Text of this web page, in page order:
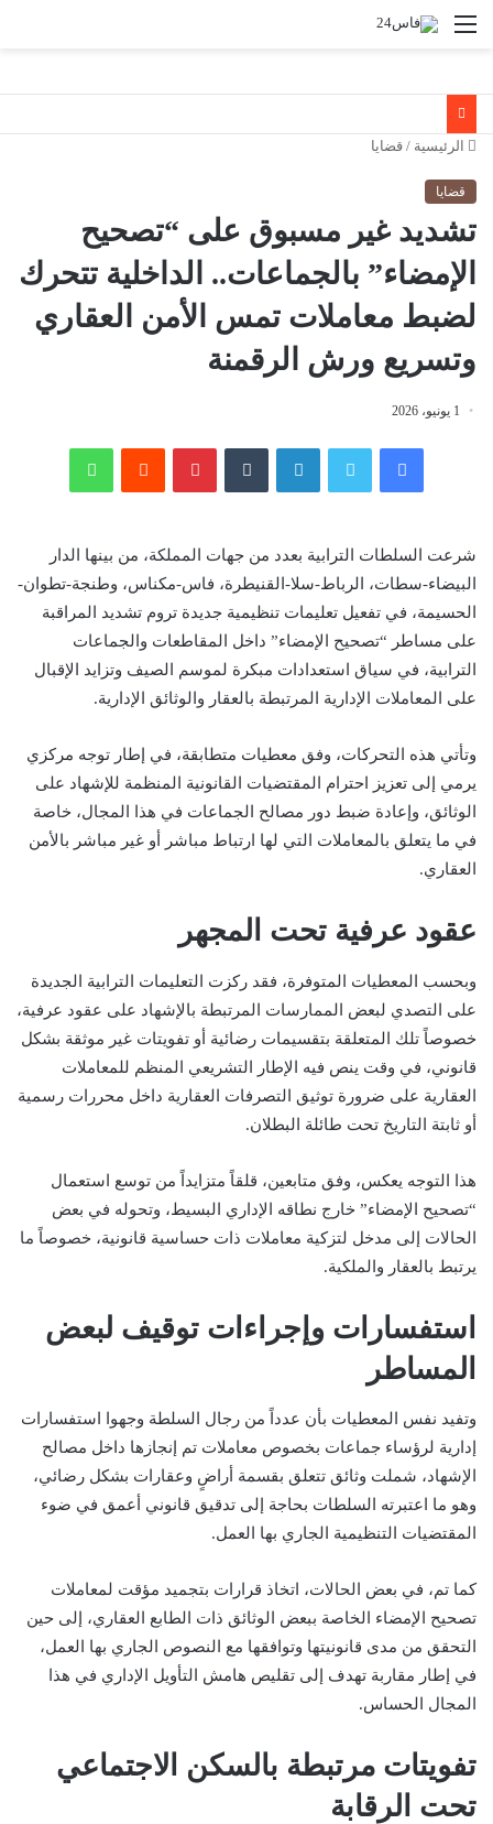
القائمة
الرئيسية / قضايا
قضايا
تشديد غير مسبوق على “تصحيح
الإمضاء” بالجماعات.. الداخلية تتحرك
لضبط معاملات تمس الأمن العقاري
وتسريع ورش الرقمنة
1 يونيو، 2026
فيسبوك لينكدإن بينتيريست
شرعت السلطات الترابية بعدد من جهات المملكة، من بينها الدار
البيضاء-سطات، الرباط-سلا-القنيطرة، فاس-مكناس، وطنجة-تطوان-
الحسيمة، في تفعيل تعليمات تنظيمية جديدة تروم تشديد المراقبة
على مساطر “تصحيح الإمضاء” داخل المقاطعات والجماعات
الترابية، في سياق استعدادات مبكرة لموسم الصيف وتزايد الإقبال
على المعاملات الإدارية المرتبطة بالعقار والوثائق الإدارية.
وتأتي هذه التحركات، وفق معطيات متطابقة، في إطار توجه مركزي
يرمي إلى تعزيز احترام المقتضيات القانونية المنظمة للإشهاد على
الوثائق، وإعادة ضبط دور مصالح الجماعات في هذا المجال، خاصة
في ما يتعلق بالمعاملات التي لها ارتباط مباشر أو غير مباشر بالأمن
العقاري.
عقود عرفية تحت المجهر
وبحسب المعطيات المتوفرة، فقد ركزت التعليمات الترابية الجديدة
على التصدي لبعض الممارسات المرتبطة بالإشهاد على عقود عرفية،
خصوصاً تلك المتعلقة بتقسيمات رضائية أو تفويتات غير موثقة بشكل
قانوني، في وقت ينص فيه الإطار التشريعي المنظم للمعاملات
العقارية على ضرورة توثيق التصرفات العقارية داخل محررات رسمية
أو ثابتة التاريخ تحت طائلة البطلان.
هذا التوجه يعكس، وفق متابعين، قلقاً متزايداً من توسع استعمال
“تصحيح الإمضاء” خارج نطاقه الإداري البسيط، وتحوله في بعض
الحالات إلى مدخل لتزكية معاملات ذات حساسية قانونية، خصوصاً ما
يرتبط بالعقار والملكية.
استفسارات وإجراءات توقيف لبعض
المساطر
وتفيد نفس المعطيات بأن عدداً من رجال السلطة وجهوا استفسارات
إدارية لرؤساء جماعات بخصوص معاملات تم إنجازها داخل مصالح
الإشهاد، شملت وثائق تتعلق بقسمة أراضٍ وعقارات بشكل رضائي،
وهو ما اعتبرته السلطات بحاجة إلى تدقيق قانوني أعمق في ضوء
المقتضيات التنظيمية الجاري بها العمل.
كما تم، في بعض الحالات، اتخاذ قرارات بتجميد مؤقت لمعاملات
تصحيح الإمضاء الخاصة ببعض الوثائق ذات الطابع العقاري، إلى حين
التحقق من مدى قانونيتها وتوافقها مع النصوص الجاري بها العمل،
في إطار مقاربة تهدف إلى تقليص هامش التأويل الإداري في هذا
المجال الحساس.
تفويتات مرتبطة بالسكن الاجتماعي
تحت الرقابة